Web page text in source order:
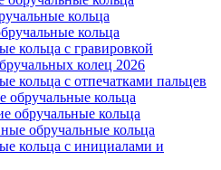
кольца
кольца
кольца с гравировкой
колец 2026
кольца с отпечатками пальцев
кольца
обручальные кольца
обручальные кольца
кольца с инициалами и